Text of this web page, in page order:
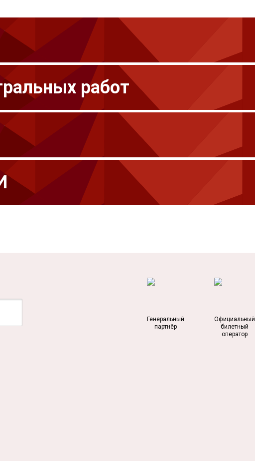
работ
Генеральный
партнёр
Официальный
билетный
оператор